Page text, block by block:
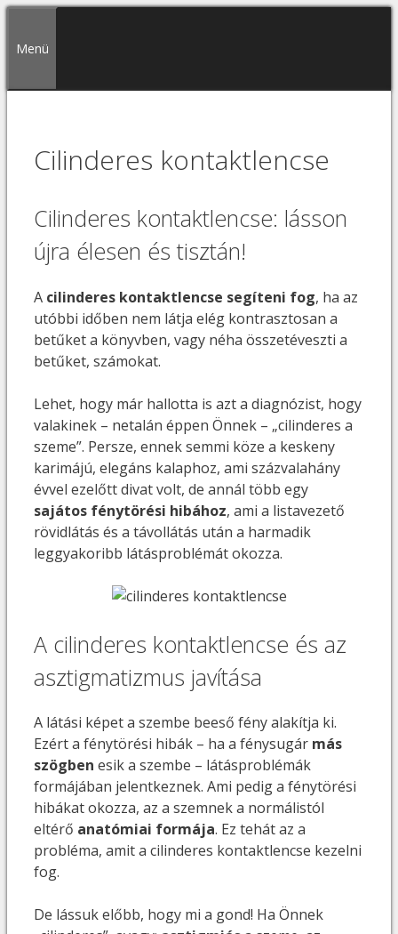
tartalomba
Menü
Cilinderes kontaktlencse
Cilinderes kontaktlencse: lásson
újra élesen és tisztán!
A cilinderes kontaktlencse segíteni fog, ha az
utóbbi időben nem látja elég kontrasztosan a
betűket a könyvben, vagy néha összetéveszti a
betűket, számokat.
Lehet, hogy már hallotta is azt a diagnózist, hogy
valakinek – netalán éppen Önnek – „cilinderes a
szeme”. Persze, ennek semmi köze a keskeny
karimájú, elegáns kalaphoz, ami százvalahány
évvel ezelőtt divat volt, de annál több egy
sajátos fénytörési hibához, ami a listavezető
rövidlátás és a távollátás után a harmadik
leggyakoribb látásproblémát okozza.
A cilinderes kontaktlencse és az
asztigmatizmus javítása
A látási képet a szembe beeső fény alakítja ki.
Ezért a fénytörési hibák – ha a fénysugár más
szögben esik a szembe – látásproblémák
formájában jelentkeznek. Ami pedig a fénytörési
hibákat okozza, az a szemnek a normálistól
eltérő anatómiai formája. Ez tehát az a
probléma, amit a cilinderes kontaktlencse kezelni
fog.
De lássuk előbb, hogy mi a gond! Ha Önnek